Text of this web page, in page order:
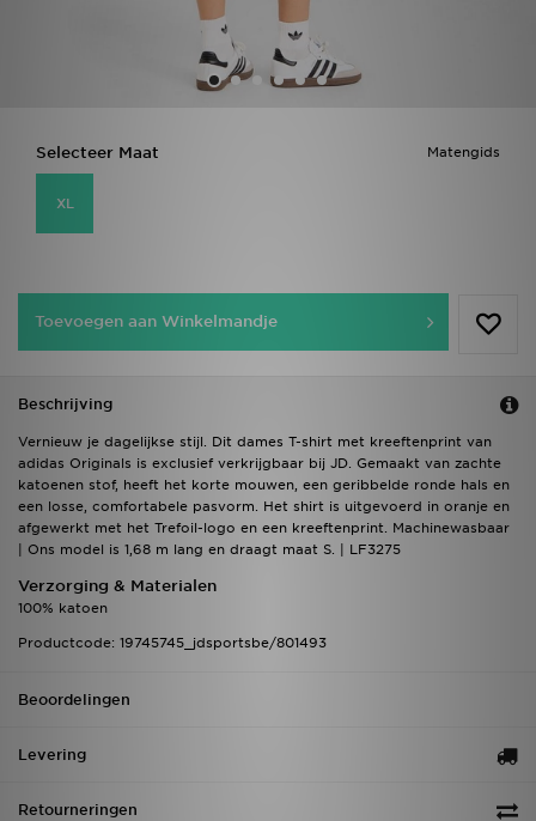
Matengids
Selecteer Maat
XL
Toevoegen aan Winkelmandje
Beschrijving
Vernieuw je dagelijkse stijl. Dit dames T-shirt met kreeftenprint van
adidas Originals is exclusief verkrijgbaar bij JD. Gemaakt van zachte
katoenen stof, heeft het korte mouwen, een geribbelde ronde hals en
een losse, comfortabele pasvorm. Het shirt is uitgevoerd in oranje en
afgewerkt met het Trefoil-logo en een kreeftenprint. Machinewasbaar
| Ons model is 1,68 m lang en draagt maat S. | LF3275
Verzorging & Materialen
100% katoen
Productcode: 19745745_jdsportsbe/801493
Beoordelingen
Levering
Retourneringen